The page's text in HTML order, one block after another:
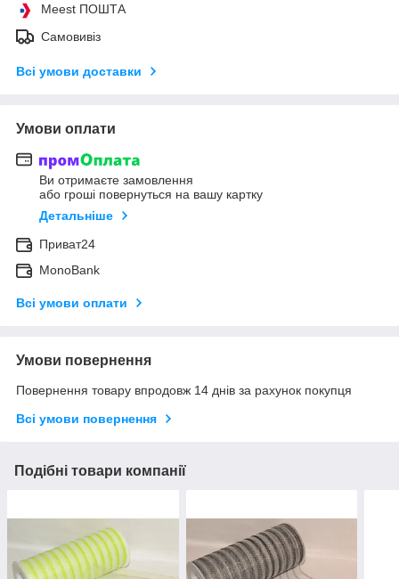
Meest ПОШТА
Самовивіз
Всі умови доставки
Умови оплати
Ви отримаєте замовлення
або гроші повернуться на вашу картку
Детальніше
Приват24
MonoBank
Всі умови оплати
Умови повернення
Повернення товару впродовж 14 днів за рахунок покупця
Всі умови повернення
Подібні товари компанії